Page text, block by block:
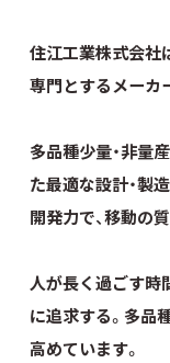
住江工業株式会社
専門とするメーカ
多品種少量・非量
た最適な設計・製
開発力で、移動の
人が長く過ごす時
に追求する。 多品
高めています。